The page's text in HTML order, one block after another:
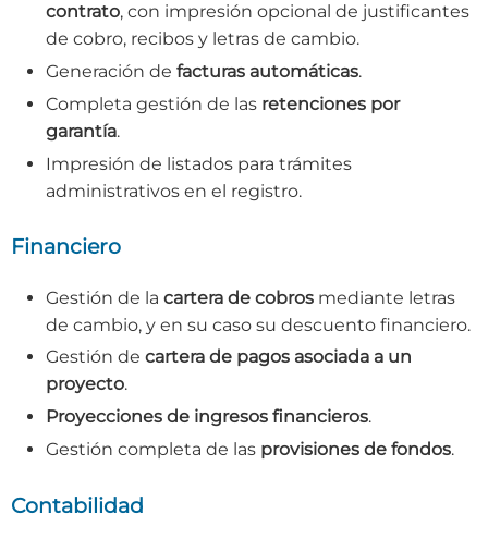
contrato, con impresión opcional de justificantes
de cobro, recibos y letras de cambio.
Generación de facturas automáticas.
Completa gestión de las retenciones por
garantía.
Impresión de listados para trámites
administrativos en el registro.
Financiero
Gestión de la cartera de cobros mediante letras
de cambio, y en su caso su descuento financiero.
Gestión de cartera de pagos asociada a un
proyecto.
Proyecciones de ingresos financieros.
Gestión completa de las provisiones de fondos.
Contabilidad